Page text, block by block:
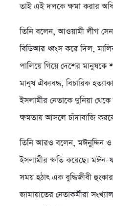
তাই এই দলকে ক্ষমা করার
তিনি বলেন, আওয়ামী লীগ
বিডিআর ধ্বংস করে দিল,
পালিয়ে গিয়ে দেশের মানুষকে
মানুষ ঐক্যবদ্ধ, বিচারিক
ইসলামীর নেতাকে দুনিয়া
ক্ষমতায় আসলে চাঁদাবাজি
তিনি আরও বলেন, মঈনুদ্দিন ও
ইসলামীর ক্ষতি করেছে। মঈন-
সময় হঠাৎ এক বুদ্ধিজীবী
জামায়াতের নেতাকর্মীরা